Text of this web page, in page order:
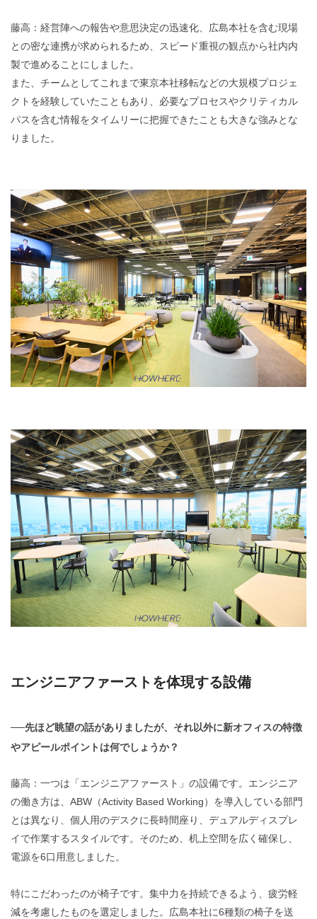
藤高：経営陣への報告や意思決定の迅速化、広島本社を含む現場
との密な連携が求められるため、スピード重視の観点から社内内
製で進めることにしました。
また、チームとしてこれまで東京本社移転などの大規模プロジェ
クトを経験していたこともあり、必要なプロセスやクリティカル
パスを含む情報をタイムリーに把握できたことも大きな強みとな
りました。
エンジニアファーストを体現する設備
──先ほど眺望の話がありましたが、それ以外に新オフィスの特徴
やアピールポイントは何でしょうか？
藤高：一つは「エンジニアファースト」の設備です。エンジニア
の働き方は、ABW（Activity Based Working）を導入している部門
とは異なり、個人用のデスクに長時間座り、デュアルディスプレ
イで作業するスタイルです。そのため、机上空間を広く確保し、
電源を6口用意しました。
特にこだわったのが椅子です。集中力を持続できるよう、疲労軽
減を考慮したものを選定しました。広島本社に6種類の椅子を送